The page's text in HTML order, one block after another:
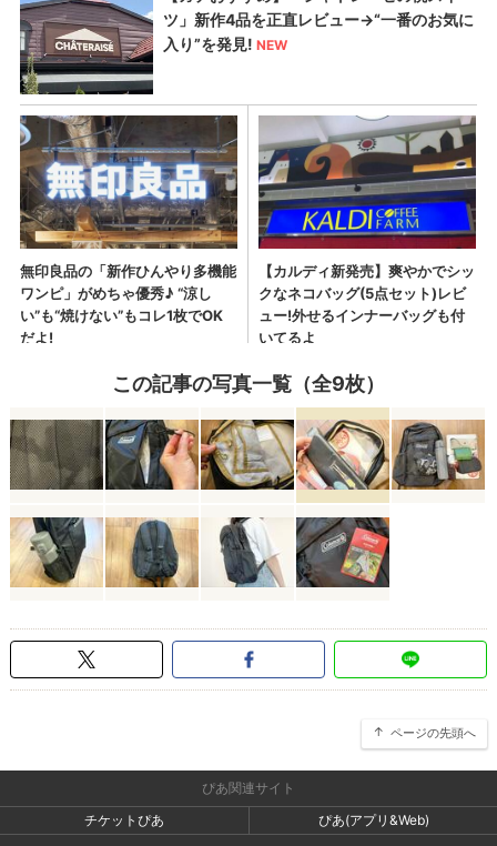
この記事の写真一覧（全9枚）
ページの先頭へ
ぴあ関連サイト
チケットぴあ
ぴあ(アプリ&Web)